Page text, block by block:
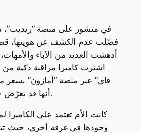
في منشور على منصة “ريديت”،
فضّلت عدم الكشف عن هويتها،
أدهشت العديد من الآباء
اشترت كاميرا مراقبة ذكية
فاي” عبر منصة “أمازون” بسعر
أنها قد تعرّض خصوصيتها للخطر.
كانت الأم تعتمد على الكاميرا
وجودها في غرفة أخرى، حيث